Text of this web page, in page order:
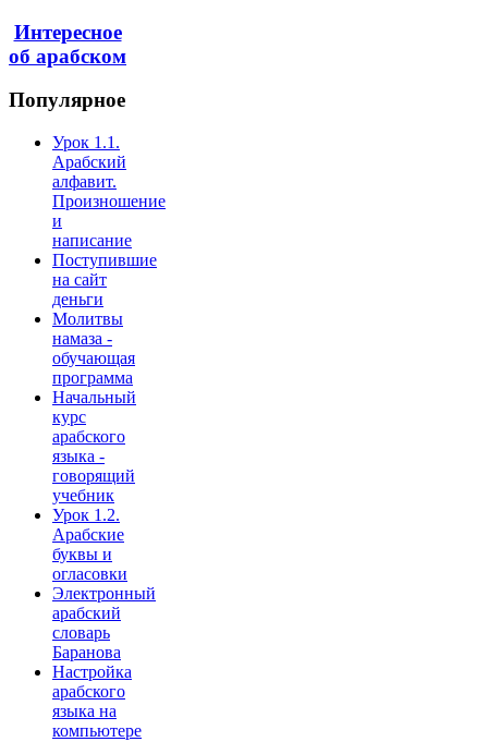
Интересное
об арабском
Популярное
Урок 1.1.
Арабский
алфавит.
Произношение
и
написание
Поступившие
на сайт
деньги
Молитвы
намаза -
обучающая
программа
Начальный
курс
арабского
языка -
говорящий
учебник
Урок 1.2.
Арабские
буквы и
огласовки
Электронный
арабский
словарь
Баранова
Настройка
арабского
языка на
компьютере